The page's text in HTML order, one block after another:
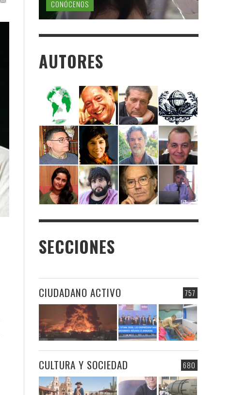
CONÓCENOS
AUTORES
SECCIONES
757
CIUDADANO ACTIVO
680
CULTURA Y SOCIEDAD